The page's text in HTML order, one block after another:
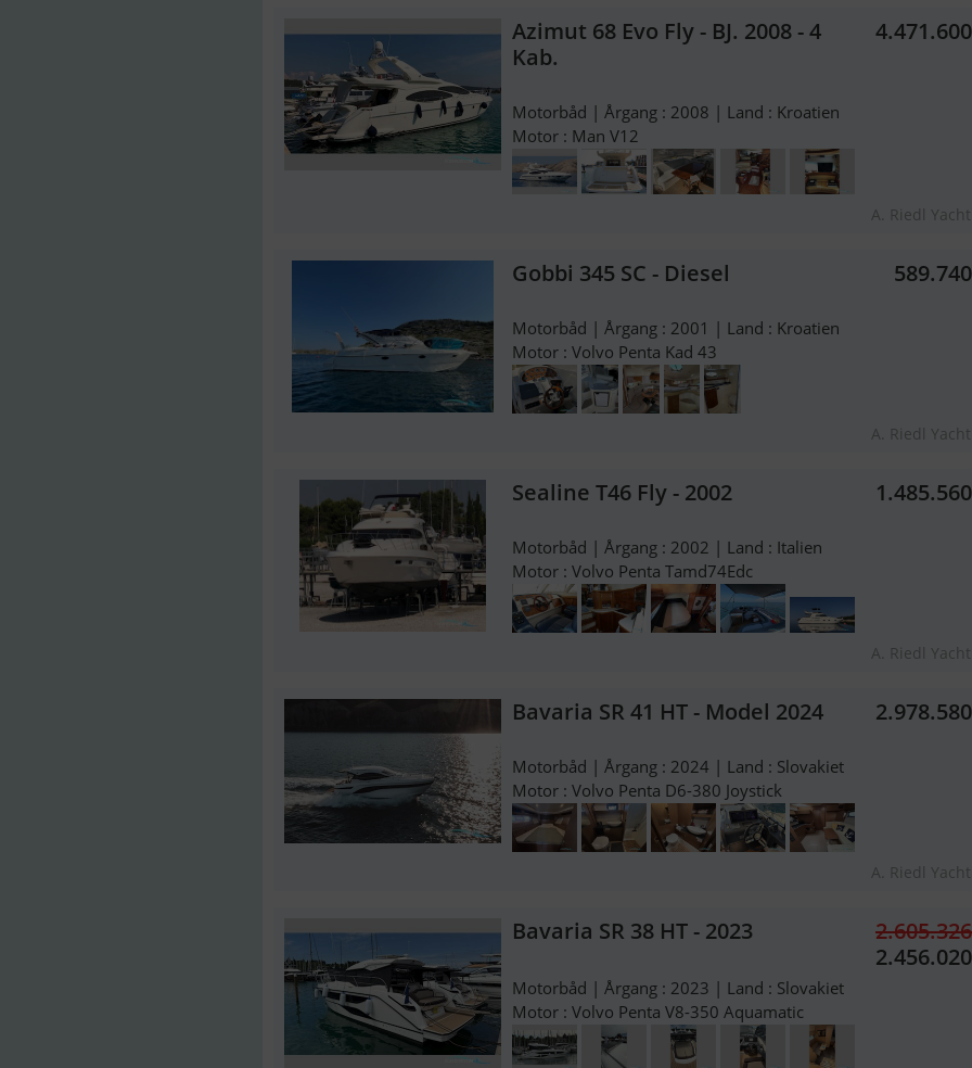
Azimut 68 Evo Fly - BJ. 2008 - 4
Kab.
Motorbåd | Årgang : 2008 | Land : Kroatien
Motor : Man V12
A. Riedl
Gobbi 345 SC - Diesel
Motorbåd | Årgang : 2001 | Land : Kroatien
Motor : Volvo Penta Kad 43
A. Riedl
Sealine T46 Fly - 2002
Motorbåd | Årgang : 2002 | Land : Italien
Motor : Volvo Penta Tamd74Edc
A. Riedl
Bavaria SR 41 HT - Model 2024
Motorbåd | Årgang : 2024 | Land : Slovakiet
Motor : Volvo Penta D6-380 Joystick
A. Riedl
Bavaria SR 38 HT - 2023
Motorbåd | Årgang : 2023 | Land : Slovakiet
Motor : Volvo Penta V8-350 Aquamatic